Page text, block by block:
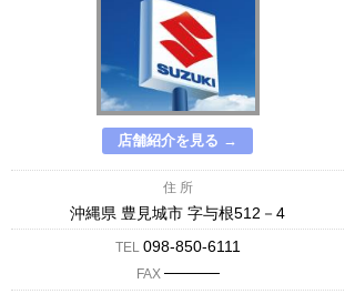
店舗紹介を見る →
住 所
沖縄県 豊見城市 字与根512－4
TEL 098-850-6111
FAX ─────